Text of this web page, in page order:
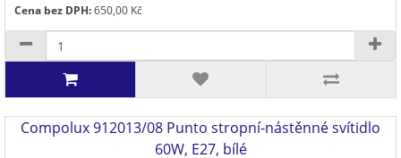
Cena bez DPH:650,00 Kč
Compolux 912013/08 Punto stropní-nástěnné svítidlo
60W, E27, bílé